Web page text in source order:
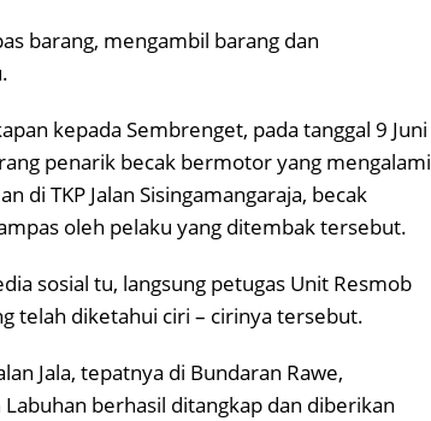
barang, mengambil barang dan
kepada Sembrenget, pada tanggal 9 Juni
penarik becak bermotor yang mengalami
di TKP Jalan Sisingamangaraja, becak
oleh pelaku yang ditembak tersebut.
sosial tu, langsung petugas Unit Resmob
telah diketahui ciri – cirinya tersebut.
Jala, tepatnya di Bundaran Rawe,
berhasil ditangkap dan diberikan